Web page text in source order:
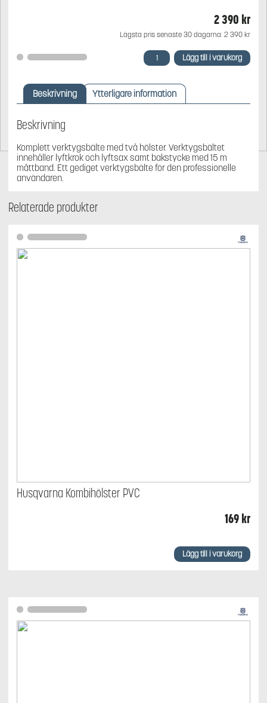
2 390 kr
Lägsta pris senaste 30 dagarna: 2 390 kr
Husqvarna
Verktygsbälte
mängd
Lägg till i varukorg
Beskrivning Ytterligare information
Beskrivning
Komplett verktygsbälte med två hölster. Verktygsbältet
innehåller lyftkrok och lyftsax samt bakstycke med 15 m
måttband. Ett gediget verktygsbälte för den professionelle
användaren.
Relaterade produkter
Husqvarna Kombihölster PVC
169kr
Lägg till i varukorg